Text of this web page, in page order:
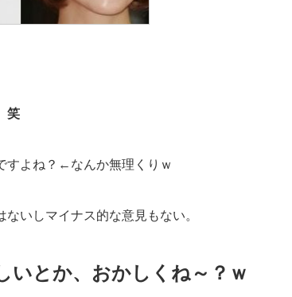
笑
すよね？←なんか無理くりｗ
いしマイナス的な意見もない。
いとか、おかしくね～？ｗ